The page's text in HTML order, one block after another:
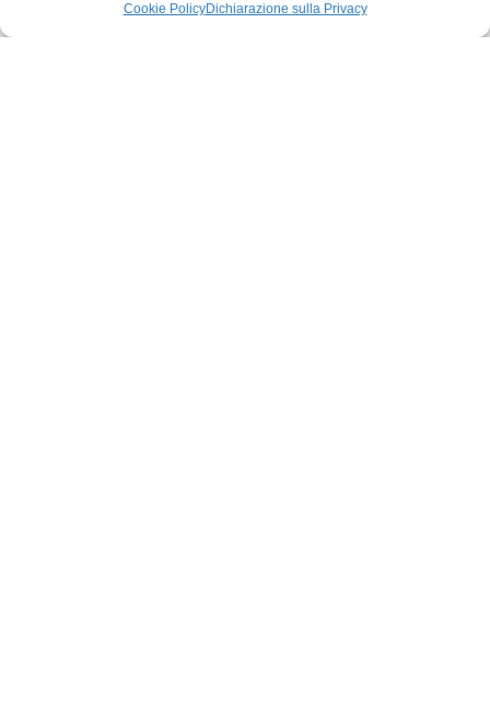
Cookie PolicyDichiarazione sulla Privacy